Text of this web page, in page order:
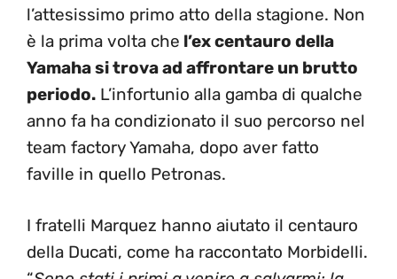
l’attesissimo primo atto della stagione. Non
è la prima volta che l’ex centauro della
Yamaha si trova ad affrontare un brutto
periodo. L’infortunio alla gamba di qualche
anno fa ha condizionato il suo percorso nel
team factory Yamaha, dopo aver fatto
faville in quello Petronas.
I fratelli Marquez hanno aiutato il centauro
della Ducati, come ha raccontato Morbidelli.